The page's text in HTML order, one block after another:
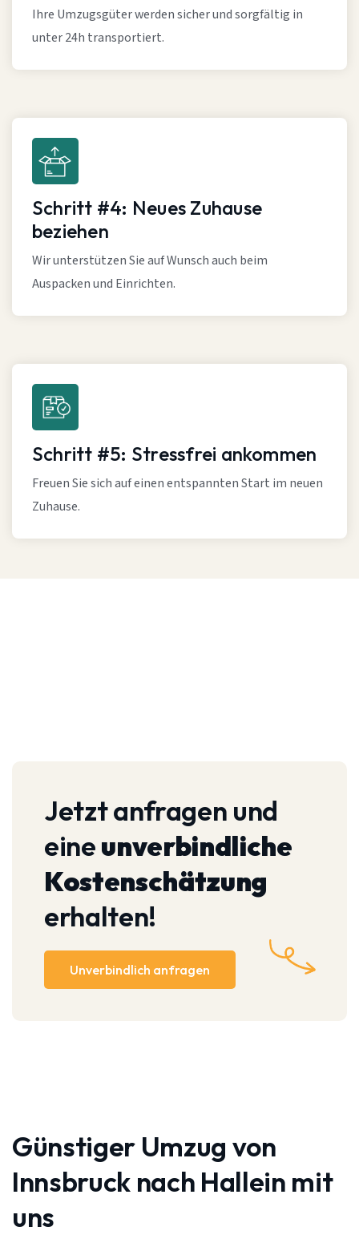
Ihre Umzugsgüter werden sicher und sorgfältig in
unter 24h transportiert.
Schritt #4: Neues Zuhause
beziehen
Wir unterstützen Sie auf Wunsch auch beim
Auspacken und Einrichten.
Schritt #5: Stressfrei ankommen
Freuen Sie sich auf einen entspannten Start im neuen
Zuhause.
Jetzt anfragen und
eineunverbindliche
Kostenschätzung
erhalten!
Unverbindlich anfragen
Günstiger Umzug von
Innsbruck nach Hallein mit
uns